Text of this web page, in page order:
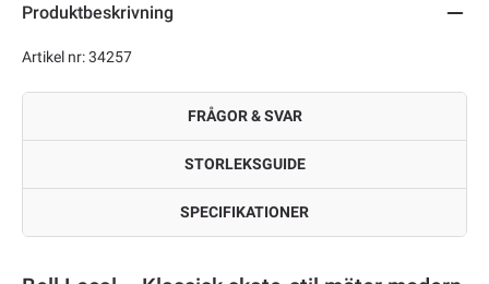
Produktbeskrivning
Artikel nr: 34257
FRÅGOR & SVAR
STORLEKSGUIDE
SPECIFIKATIONER